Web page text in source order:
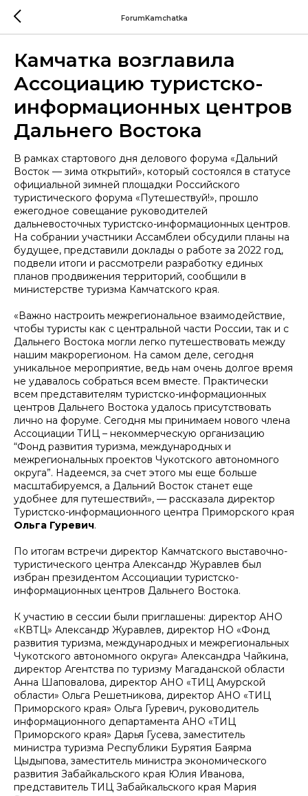
ForumKamchatka
Камчатка возглавила
Ассоциацию туристско-
информационных центров
Дальнего Востока
В рамках стартового дня делового форума «Дальний
Восток — зима открытий», который состоялся в статусе
официальной зимней площадки Российского
туристического форума «Путешествуй!», прошло
ежегодное совещание руководителей
дальневосточных туристско-информационных центров.
На собрании участники Ассамблеи обсудили планы на
будущее, представили доклады о работе за 2022 год,
подвели итоги и рассмотрели разработку единых
планов продвижения территорий, сообщили в
министерстве туризма Камчатского края.
«Важно настроить межрегиональное взаимодействие,
чтобы туристы как с центральной части России, так и с
Дальнего Востока могли легко путешествовать между
нашим макрорегионом. На самом деле, сегодня
уникальное мероприятие, ведь нам очень долгое время
не удавалось собраться всем вместе. Практически
всем представителям туристско-информационных
центров Дальнего Востока удалось присутствовать
лично на форуме. Сегодня мы принимаем нового члена
Ассоциации ТИЦ – некоммерческую организацию
“Фонд развития туризма, международных и
межрегиональных проектов Чукотского автономного
округа”. Надеемся, за счет этого мы еще больше
масштабируемся, а Дальний Восток станет еще
удобнее для путешествий», — рассказала директор
Туристско-информационного центра Приморского края
Ольга Гуревич.
По итогам встречи директор Камчатского выставочно-
туристического центра Александр Журавлев был
избран президентом Ассоциации туристско-
информационных центров Дальнего Востока.
К участию в сессии были приглашены: директор АНО
«КВТЦ» Александр Журавлев, директор НО «Фонд
развития туризма, международных и межрегиональных
Чукотского автономного округа» Александра Чайкина,
директор Агентства по туризму Магаданской области
Анна Шаповалова, директор АНО «ТИЦ Амурской
области» Ольга Решетникова, директор АНО «ТИЦ
Приморского края» Ольга Гуревич, руководитель
информационного департамента АНО «ТИЦ
Приморского края» Дарья Гусева, заместитель
министра туризма Республики Бурятия Баярма
Цыдыпова, заместитель министра экономического
развития Забайкальского края Юлия Иванова,
представитель ТИЦ Забайкальского края Мария